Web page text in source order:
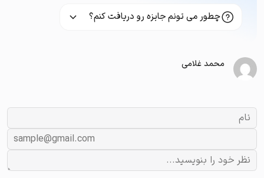
چطور می تونم جایزه رو دریافت کنم؟
محمد غلامی